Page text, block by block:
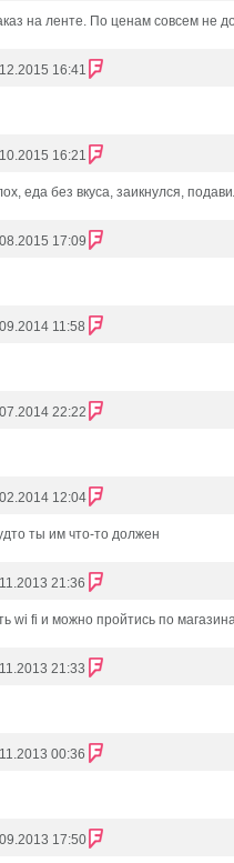
на ленте. По ценам совсем не
16:41
16:21
еда без вкуса, заикнулся,
17:09
11:58
22:22
12:04
ты им что-то должен
21:36
wi fi и можно пройтись по
21:33
00:36
17:50